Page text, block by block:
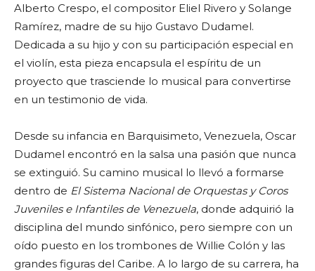
Alberto Crespo, el compositor Eliel Rivero y Solange
Ramírez, madre de su hijo Gustavo Dudamel.
Dedicada a su hijo y con su participación especial en
el violín, esta pieza encapsula el espíritu de un
proyecto que trasciende lo musical para convertirse
en un testimonio de vida.
Desde su infancia en Barquisimeto, Venezuela, Oscar
Dudamel encontró en la salsa una pasión que nunca
se extinguió. Su camino musical lo llevó a formarse
dentro de El Sistema Nacional de Orquestas y Coros
Juveniles e Infantiles de Venezuela, donde adquirió la
disciplina del mundo sinfónico, pero siempre con un
oído puesto en los trombones de Willie Colón y las
grandes figuras del Caribe. A lo largo de su carrera, ha